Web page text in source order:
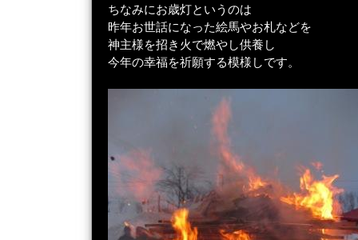
ちなみにお歳灯というのは
昨年お世話になった絵馬やお札などを
神主様を招き火で燃やし供養し
今年の幸福を祈願する模様しです。